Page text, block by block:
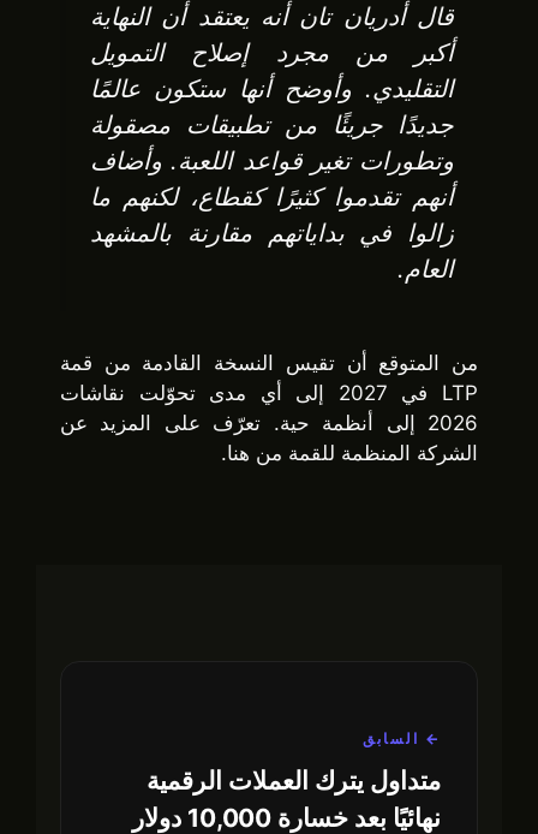
قال أدريان تان أنه يعتقد أن النهاية
أكبر من مجرد إصلاح التمويل
التقليدي. وأوضح أنها ستكون عالمًا
جديدًا جريئًا من تطبيقات مصقولة
وتطورات تغير قواعد اللعبة. وأضاف
أنهم تقدموا كثيرًا كقطاع، لكنهم ما
زالوا في بداياتهم مقارنة بالمشهد
العام.
من المتوقع أن تقيس النسخة القادمة من قمة
LTP في 2027 إلى أي مدى تحوّلت نقاشات
2026 إلى أنظمة حية. تعرّف على المزيد عن
الشركة المنظمة للقمة من هنا.
← السابق
متداول يترك العملات الرقمية
نهائيًا بعد خسارة 10,000 دولار